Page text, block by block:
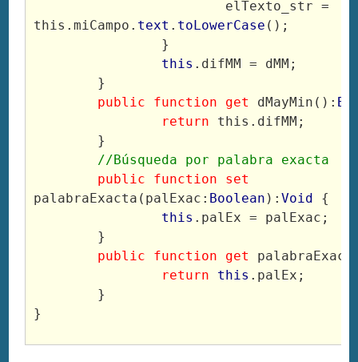
this.miCampo. text . toLowerCase ();
		}
this .difMM = dMM;
	}
public
function get dMayMin():
return this.difMM;
	}
//Búsqueda por palabra exacta
public
function
set
palabraExacta(palExac: Boolean ):Void {
this .palEx = palExac;
	}
public
function get
return
this .palEx;
	}
}